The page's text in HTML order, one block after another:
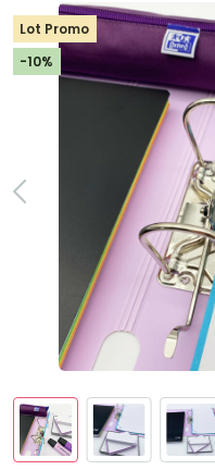
Lot Promo
-10%